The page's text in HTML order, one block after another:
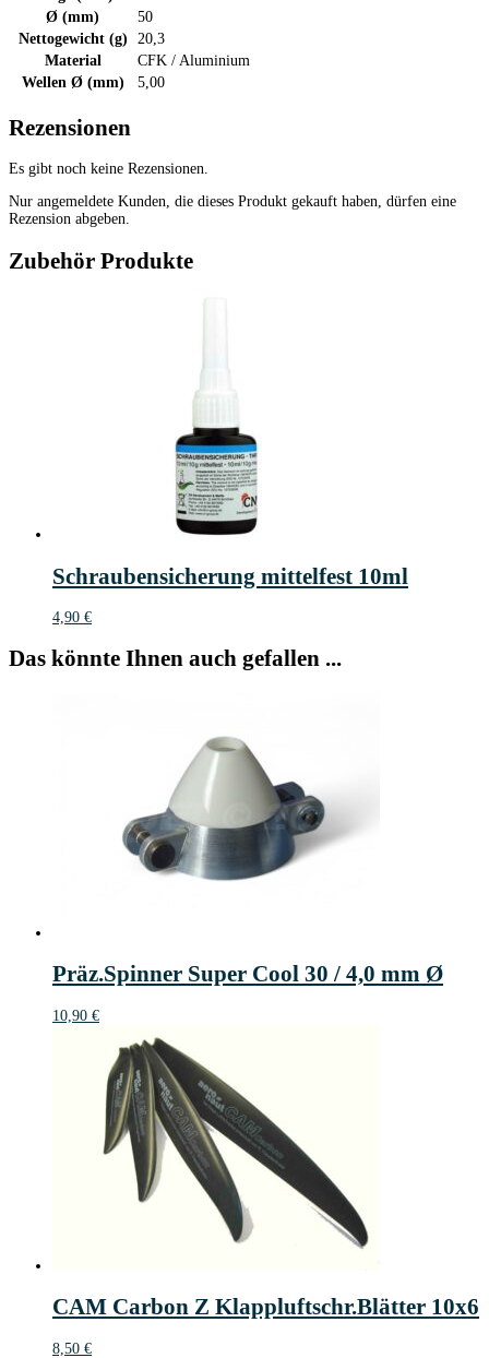
Ø (mm)
50
Nettogewicht (g)
20,3
Material
CFK / Aluminium
Wellen Ø (mm)
5,00
Rezensionen
Es gibt noch keine Rezensionen.
Nur angemeldete Kunden, die dieses Produkt gekauft haben, dürfen eine
Rezension abgeben.
Zubehör Produkte
Schraubensicherung mittelfest 10ml
4,90 €
Das könnte Ihnen auch gefallen ...
Präz.Spinner Super Cool 30 / 4,0 mm Ø
10,90 €
CAM Carbon Z Klappluftschr.Blätter 10x6
8,50 €